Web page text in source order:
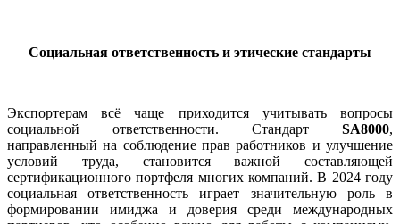
Социальная ответственность и этические стандарты
Экспортерам всё чаще приходится учитывать вопросы
социальной ответственности. Стандарт SA8000,
направленный на соблюдение прав работников и улучшение
условий труда, становится важной составляющей
сертификационного портфеля многих компаний. В 2024 году
социальная ответственность играет значительную роль в
формировании имиджа и доверия среди международных